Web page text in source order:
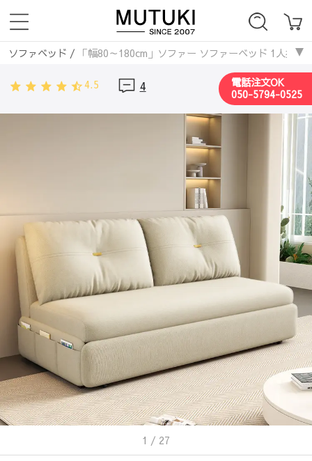
ソファベッド / 「幅80～180cm」ソファー ソファーベッド 1人掛
4.5 4
電話注文OK
050-5794-0525
1 / 27